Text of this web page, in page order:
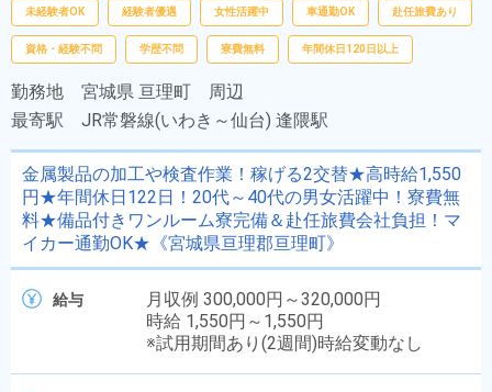
未経験者OK 経験者優遇 女性活躍中 車通勤OK 赴任旅費あり
資格・経験不問 学歴不問 寮費無料 年間休日120日以上
勤務地 宮城県 亘理町 周辺
最寄駅 JR常磐線(いわき～仙台) 逢隈駅
金属製品の加工や検査作業！稼げる2交替★高時給1,550
円★年間休日122日！20代～40代の男女活躍中！寮費無
料★備品付きワンルーム寮完備＆赴任旅費会社負担！マ
イカー通勤OK★《宮城県亘理郡亘理町》
給与
月収例 300,000円～320,000円
時給 1,550円～1,550円
※試用期間あり(2週間)時給変動なし